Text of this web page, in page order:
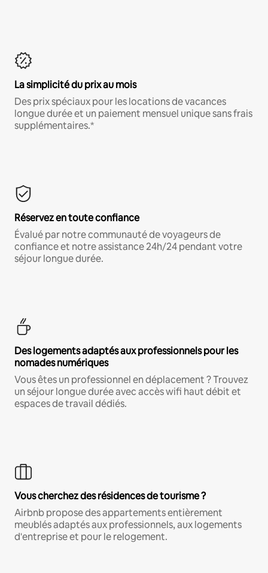
La simplicité du prix au mois
Des prix spéciaux pour les locations de vacances
longue durée et un paiement mensuel unique sans frais
supplémentaires.*
Réservez en toute confiance
Évalué par notre communauté de voyageurs de
confiance et notre assistance 24h/24 pendant votre
séjour longue durée.
Des logements adaptés aux professionnels pour les
nomades numériques
Vous êtes un professionnel en déplacement ? Trouvez
un séjour longue durée avec accès wifi haut débit et
espaces de travail dédiés.
Vous cherchez des résidences de tourisme ?
Airbnb propose des appartements entièrement
meublés adaptés aux professionnels, aux logements
d'entreprise et pour le relogement.